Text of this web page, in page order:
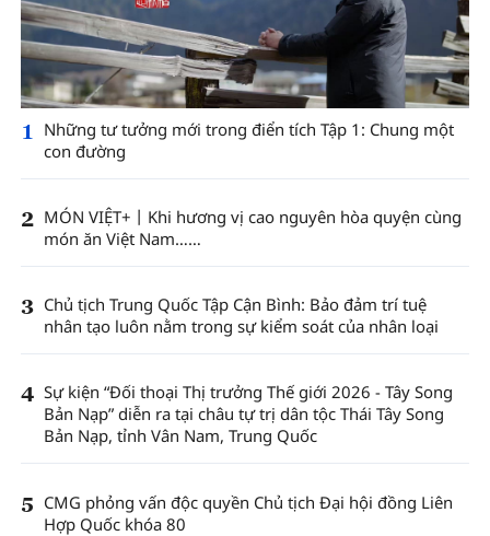
1
Những tư tưởng mới trong điển tích Tập 1: Chung một
con đường
2 MÓN VIỆT+丨Khi hương vị cao nguyên hòa quyện cùng
món ăn Việt Nam……
3 Chủ tịch Trung Quốc Tập Cận Bình: Bảo đảm trí tuệ
nhân tạo luôn nằm trong sự kiểm soát của nhân loại
4 Sự kiện “Đối thoại Thị trưởng Thế giới 2026 - Tây Song
Bản Nạp” diễn ra tại châu tự trị dân tộc Thái Tây Song
Bản Nạp, tỉnh Vân Nam, Trung Quốc
5 CMG phỏng vấn độc quyền Chủ tịch Đại hội đồng Liên
Hợp Quốc khóa 80